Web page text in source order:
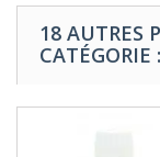
18 AUTRES
CATÉGORIE :